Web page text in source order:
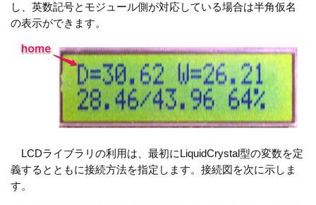
し、英数記号とモジュール側が対応している場合は半角仮名
の表示ができます。
LCDライブラリの利用は、最初にLiquidCrystal型の変数を定
義するとともに接続方法を指定します。接続図を次に示しま
す。